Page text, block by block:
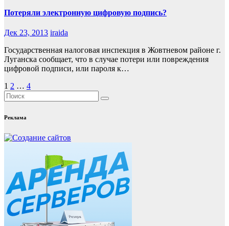
Потеряли электронную цифровую подпись?
Дек 23, 2013 iraida
Государственная налоговая инспекция в Жовтневом районе г.
Луганска сообщает, что в случае потери или повреждения
цифровой подписи, или пароля к…
Пагинация
записей
1 2 … 4
Реклама